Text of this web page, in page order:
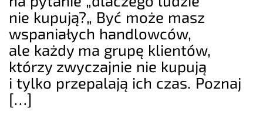
nie kupują?„ Być może masz
wspaniałych handlowców,
ale każdy ma grupę klientów,
którzy zwyczajnie nie kupują
i tylko przepalają ich czas. Poznaj
[…]